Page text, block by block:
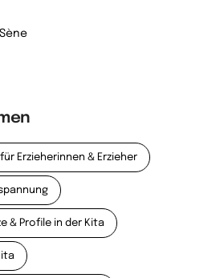
Erzieherinnen & Erzieher
& Profile in der Kita